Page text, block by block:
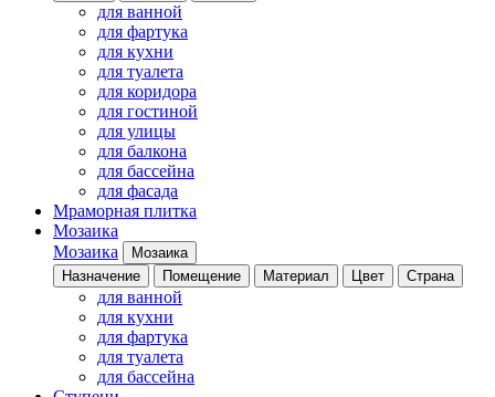
для ванной
для фартука
для кухни
для туалета
для коридора
для гостиной
для улицы
для балкона
для бассейна
для фасада
Мраморная плитка
Мозаика
Мозаика
Мозаика
Назначение
Помещение Материал Цвет Страна
для ванной
для кухни
для фартука
для туалета
для бассейна